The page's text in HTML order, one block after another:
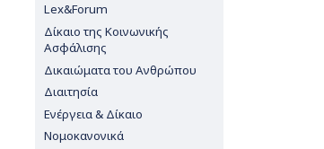
Lex&Forum
Δίκαιο της Κοινωνικής
Ασφάλισης
Δικαιώματα του Ανθρώπου
Διαιτησία
Ενέργεια & Δίκαιο
Νομοκανονικά